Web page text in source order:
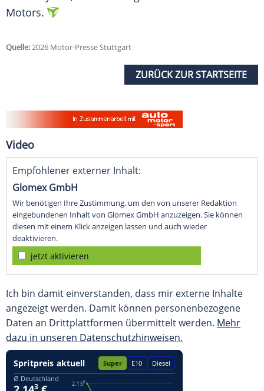
Motors.
Quelle:2026 Motor-Presse Stuttgart
ZURÜCK ZUR STARTSEITE
Video
Empfohlener externer Inhalt:
Glomex GmbH
Wir benötigen Ihre Zustimmung, um den von unserer Redaktion
eingebundenen Inhalt von Glomex GmbH anzuzeigen. Sie können
diesen mit einem Klick anzeigen lassen und auch wieder
deaktivieren.
jetzt aktivieren
Ich bin damit einverstanden, dass mir externe Inhalte
angezeigt werden. Damit können personenbezogene
Daten an Drittplattformen übermittelt werden. Mehr
dazu in unseren Datenschutzhinweisen.